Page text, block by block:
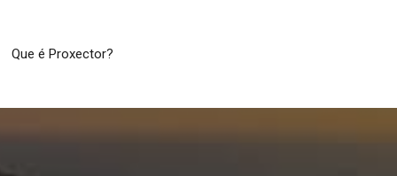
Que é Proxector?